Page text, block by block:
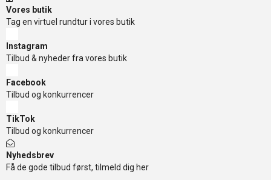
Vores butik
Tag en virtuel rundtur i vores butik
Instagram
Tilbud & nyheder fra vores butik
Facebook
Tilbud og konkurrencer
TikTok
Tilbud og konkurrencer
Nyhedsbrev
Få de gode tilbud først, tilmeld dig her